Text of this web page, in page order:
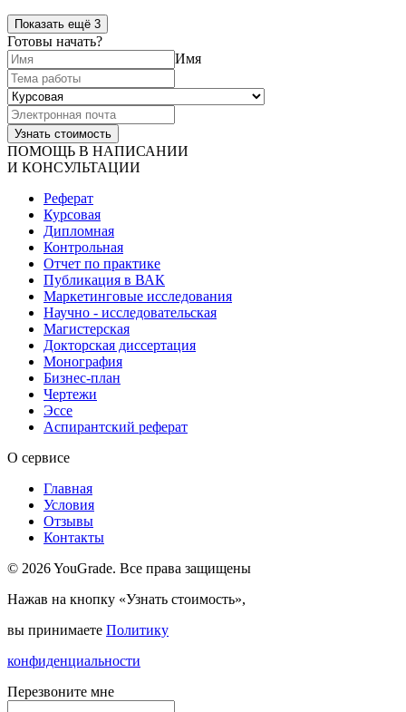
Показать ещё 3
Готовы начать?
Имя
ПОМОЩЬ В НАПИСАНИИ
И КОНСУЛЬТАЦИИ
Реферат
Курсовая
Дипломная
Контрольная
Отчет по практике
Публикация в ВАК
Маркетинговые исследования
Научно - исследовательская
Магистерская
Докторская диссертация
Монография
Бизнес-план
Чертежи
Эссе
Аспирантский реферат
О сервисе
Главная
Условия
Отзывы
Контакты
© 2026 YouGrade. Все права защищены
Нажав на кнопку «Узнать стоимость»,
вы принимаете Политику
конфиденциальности
Перезвоните мне